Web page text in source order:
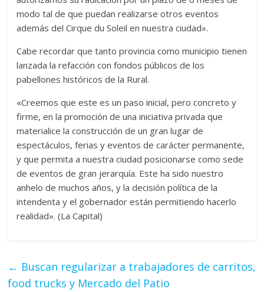
modo tal de que puedan realizarse otros eventos
además del Cirque du Soleil en nuestra ciudad».
Cabe recordar que tanto provincia como municipio tienen
lanzada la refacción con fondos públicos de los
pabellones históricos de la Rural.
«Creemos que este es un paso inicial, pero concreto y
firme, en la promoción de una iniciativa privada que
materialice la construcción de un gran lugar de
espectáculos, ferias y eventos de carácter permanente,
y que permita a nuestra ciudad posicionarse como sede
de eventos de gran jerarquía. Este ha sido nuestro
anhelo de muchos años, y la decisión política de la
intendenta y el gobernador están permitiendo hacerlo
realidad». (La Capital)
← Buscan regularizar a trabajadores de carritos,
food trucks y Mercado del Patio